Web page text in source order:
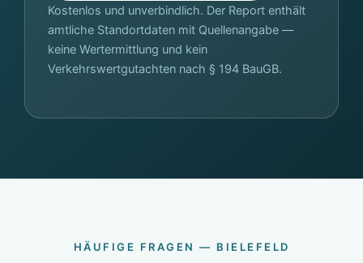
Kostenlos und unverbindlich. Der Report enthält
amtliche Standortdaten mit Quellenangabe —
keine Wertermittlung und kein
Verkehrswertgutachten nach § 194 BauGB.
HÄUFIGE FRAGEN — BIELEFELD